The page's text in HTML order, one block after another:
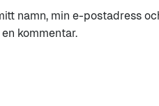
namn, min e-postadress
kommentar.